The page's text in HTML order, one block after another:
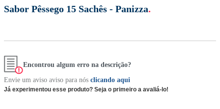
Sabor Pêssego 15 Sachês - Panizza.
Encontrou algum erro na descrição?
Envie um aviso aviso para nós clicando aqui
Já experimentou esse produto? Seja o primeiro a avaliá-lo!